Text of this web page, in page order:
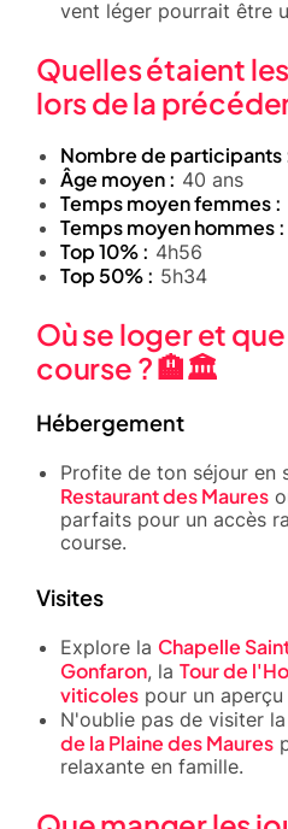
vent léger pourrait être
Quelles étaient
lors de la
Nombre de participants
Âge moyen : 40 ans
Temps moyen femmes :
Temps moyen hommes :
Top 10% : 4h56
Top 50% : 5h34
Où se loger et
course ? 🏨🏛️
Hébergement
Profite de ton séjour en
Restaurant des Maures
parfaits pour un accès
course.
Visites
Explore la Chapelle
Gonfaron, la Tour de
viticoles pour un
N'oublie pas de visiter la
de la Plaine des Maures
relaxante en famille.